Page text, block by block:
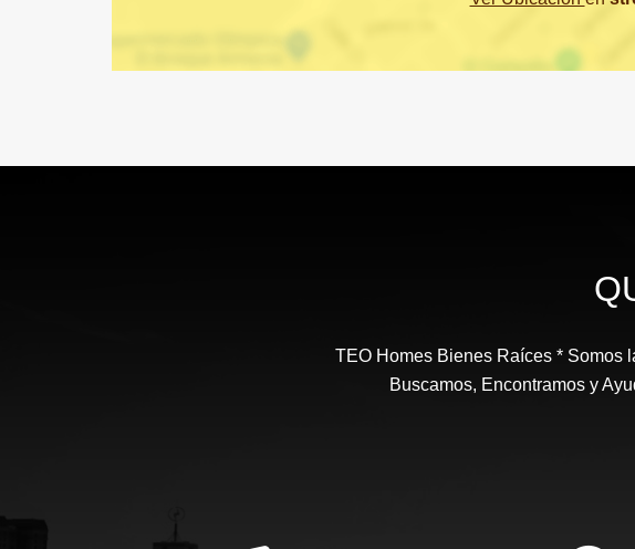
TEO Homes Bienes Raíces * Somos
Buscamos, Encontramos y